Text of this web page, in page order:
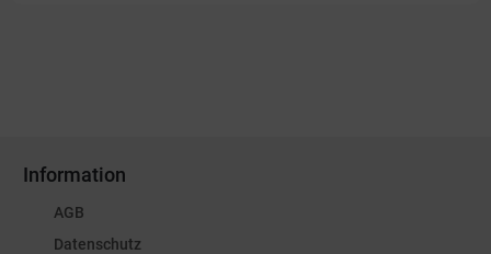
Information
AGB
Datenschutz